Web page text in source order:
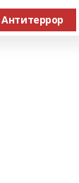
Антитеррор